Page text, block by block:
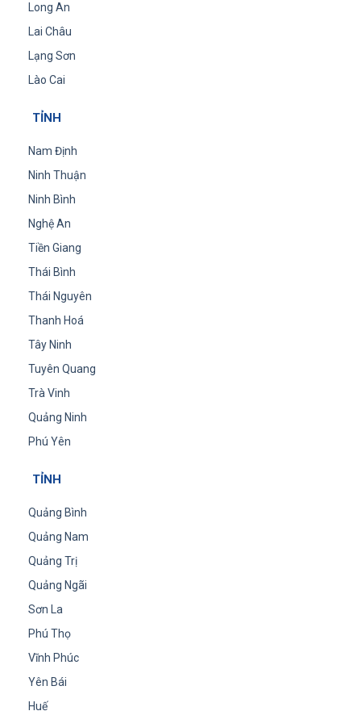
Long An
Lai Châu
Lạng Sơn
Lào Cai
TỈNH
Nam Định
Ninh Thuận
Ninh Bình
Nghệ An
Tiền Giang
Thái Bình
Thái Nguyên
Thanh Hoá
Tây Ninh
Tuyên Quang
Trà Vinh
Quảng Ninh
Phú Yên
TỈNH
Quảng Bình
Quảng Nam
Quảng Trị
Quảng Ngãi
Sơn La
Phú Thọ
Vĩnh Phúc
Yên Bái
Huế